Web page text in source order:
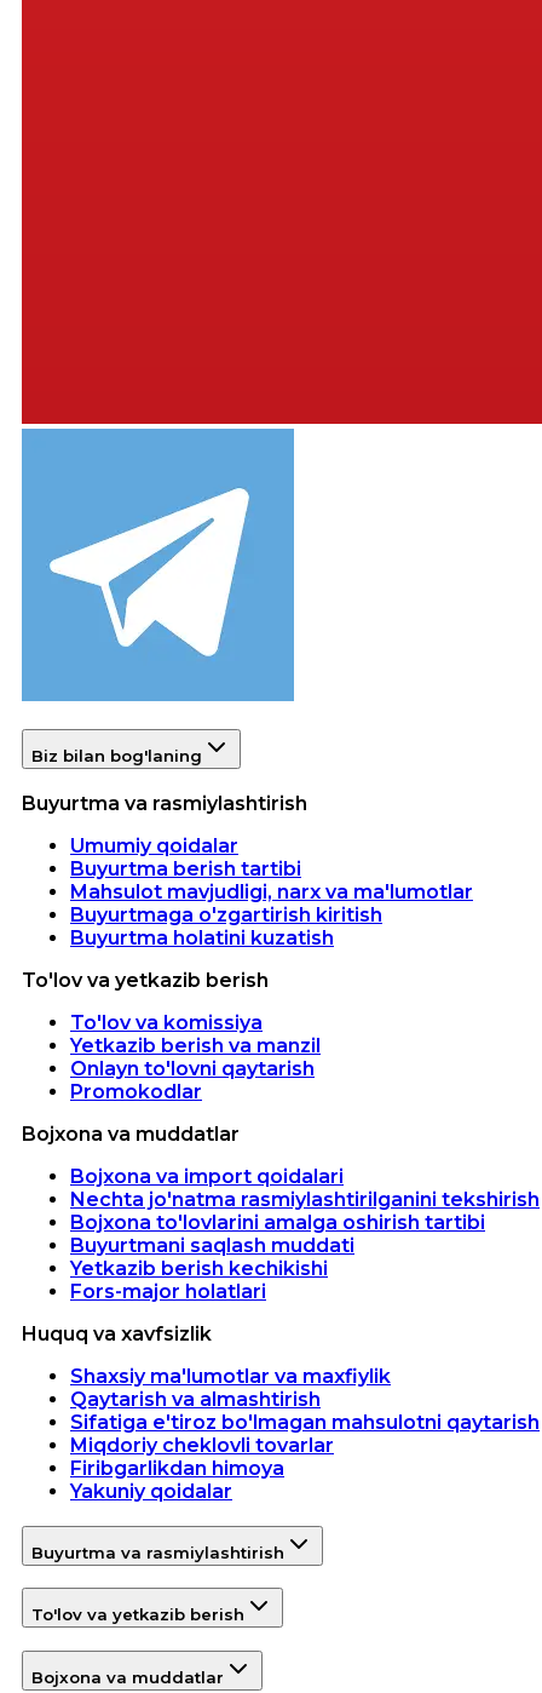
Biz bilan bog'laning
Buyurtma va rasmiylashtirish
Umumiy qoidalar
Buyurtma berish tartibi
Mahsulot mavjudligi, narx va ma'lumotlar
Buyurtmaga o'zgartirish kiritish
Buyurtma holatini kuzatish
To'lov va yetkazib berish
To'lov va komissiya
Yetkazib berish va manzil
Onlayn to'lovni qaytarish
Promokodlar
Bojxona va muddatlar
Bojxona va import qoidalari
Nechta jo'natma rasmiylashtirilganini tekshirish
Bojxona to'lovlarini amalga oshirish tartibi
Buyurtmani saqlash muddati
Yetkazib berish kechikishi
Fors-major holatlari
Huquq va xavfsizlik
Shaxsiy ma'lumotlar va maxfiylik
Qaytarish va almashtirish
Sifatiga e'tiroz bo'lmagan mahsulotni qaytarish
Miqdoriy cheklovli tovarlar
Firibgarlikdan himoya
Yakuniy qoidalar
Buyurtma va rasmiylashtirish
To'lov va yetkazib berish
Bojxona va muddatlar